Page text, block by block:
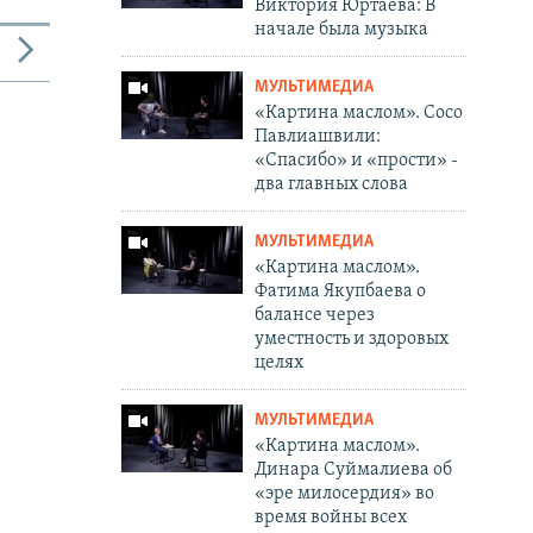
Виктория Юртаева: В
начале была музыка
МУЛЬТИМЕДИА
«Картина маслом». Сосо
Павлиашвили:
«Спасибо» и «прости» -
два главных слова
МУЛЬТИМЕДИА
«Картина маслом».
Фатима Якупбаева о
балансе через
уместность и здоровых
целях
МУЛЬТИМЕДИА
«Картина маслом».
Динара Суймалиева об
«эре милосердия» во
время войны всех